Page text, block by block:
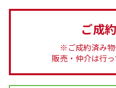
ご成
※ご成約済み物
販売・仲介は行っ